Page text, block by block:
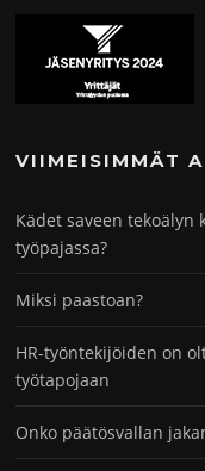
VIIMEISIMMÄT
Kädet saveen tekoälyn
työpajassa?
Miksi paastoan?
HR-työntekijöiden on
työtapojaan
Onko päätösvallan